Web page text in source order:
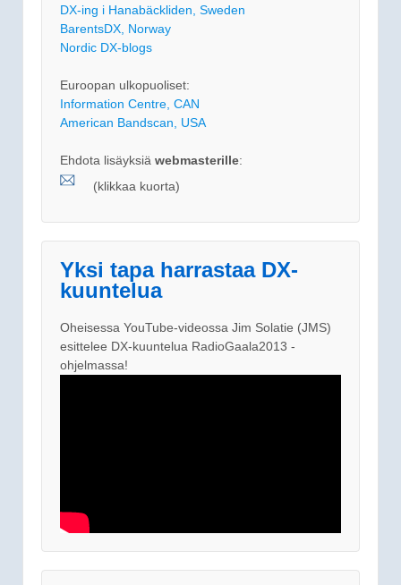
DX-ing i Hanabäckliden, Sweden
BarentsDX, Norway
Nordic DX-blogs
Euroopan ulkopuoliset:
Information Centre, CAN
American Bandscan, USA
Ehdota lisäyksiä webmasterille:
(klikkaa kuorta)
Yksi tapa harrastaa DX-
kuuntelua
Oheisessa YouTube-videossa Jim Solatie (JMS)
esittelee DX-kuuntelua RadioGaala2013 -
ohjelmassa!